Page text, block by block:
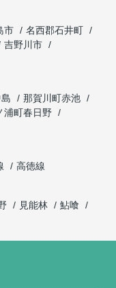
市
名西郡石井町
吉野川市
那賀川町赤池
浦町春日野
高徳線
見能林
鮎喰